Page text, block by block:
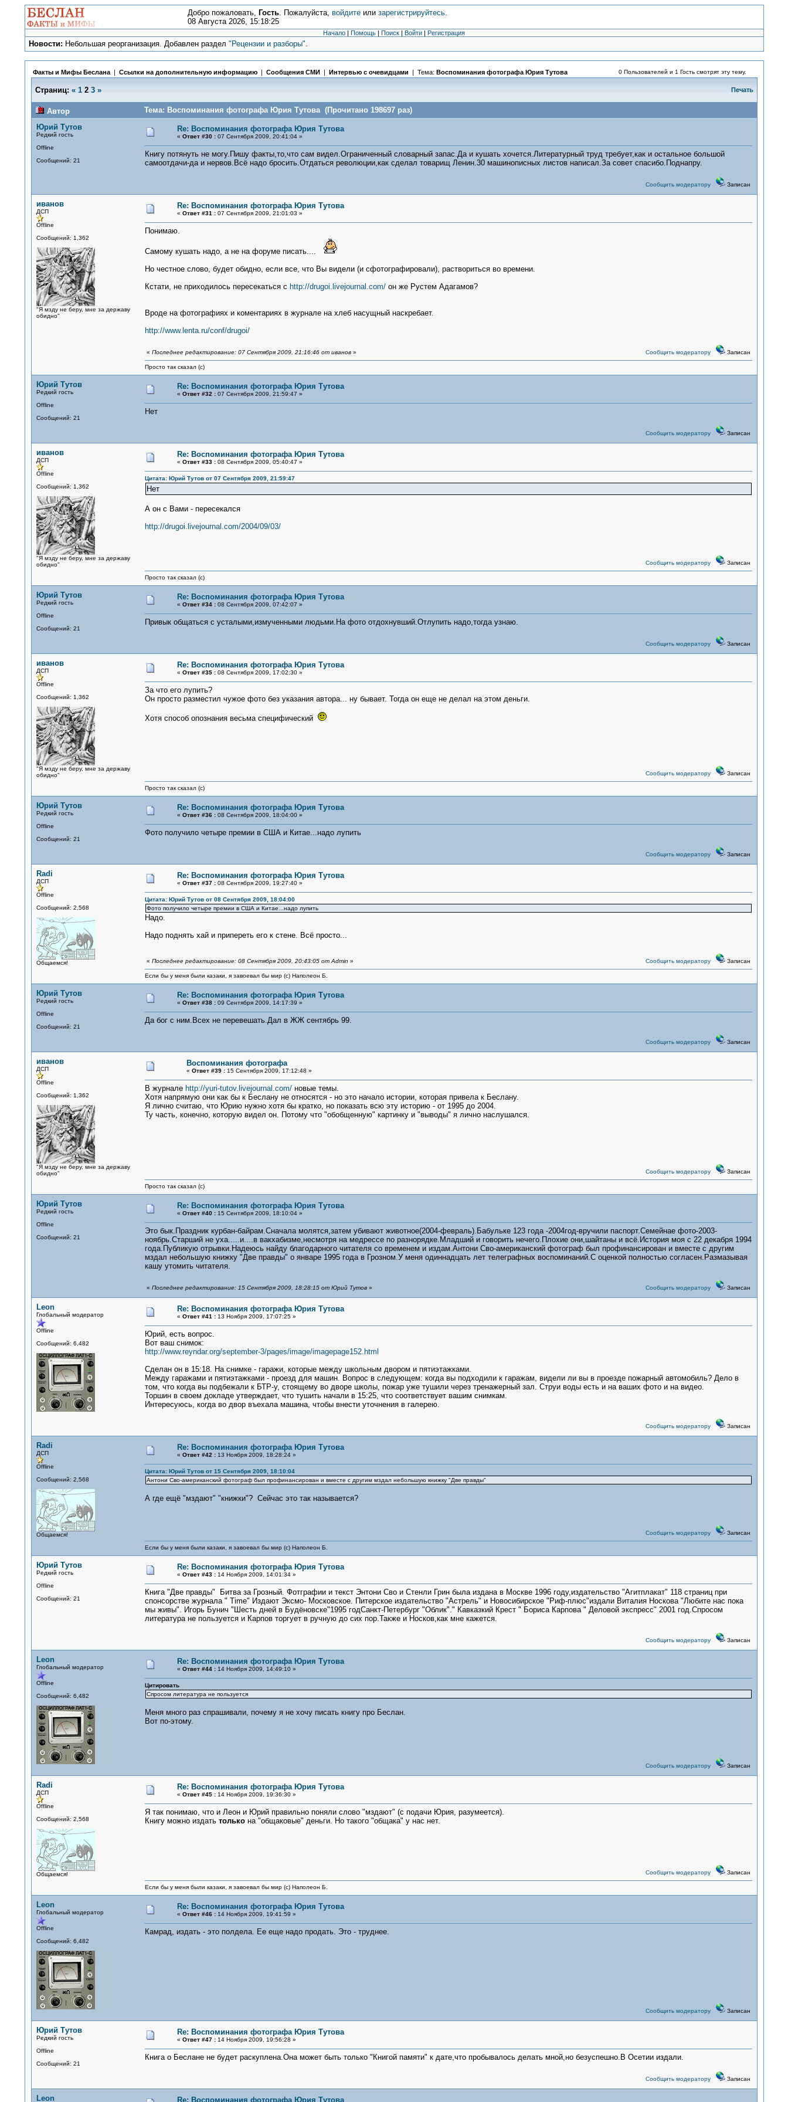
Добро пожаловать, Гость. Пожалуйста, войдитеили зарегистрируйтесь.
08 Августа 2026, 15:18:25
Начало | Помощь | Поиск | Войти | Регистрация
Новости: Небольшая реорганизация. Добавлен раздел"Рецензии и разборы".
Факты и Мифы Беслана| Ссылки на дополнительную информацию| Сообщения СМИ| Интервью с очевидцами | Тема: Воспоминания фотографа Юрия Тутова 0 Пользователей и 1 Гость смотрят эту тему.
Страниц: « 1 2 3 » Печать
Автор
Тема: Воспоминания фотографа Юрия Тутова (Прочитано 198697 раз)
Юрий Тутов
Редкий гость
Offline
Сообщений: 21
Re: Воспоминания фотографа Юрия Тутова
« Ответ #30 :07 Сентября 2009, 20:41:04 »
Книгу потянуть не могу.Пишу факты,то,что сам видел.Ограниченный словарный запас.Да и кушать хочется.Литературный труд требует,как и остальное большой
самоотдачи-да и нервов.Всё надо бросить.Отдаться революции,как сделал товарищ Ленин.30 машинописных листов написал.За совет спасибо.Поднапру.
Сообщить модератору Записан
иванов
ДСП
Offline
Сообщений: 1,362
"Я мзду не беру, мне за державу
обидно"
Re: Воспоминания фотографа Юрия Тутова
« Ответ #31 :07 Сентября 2009, 21:01:03 »
Понимаю.
Самому кушать надо, а не на форуме писать....
Но честное слово, будет обидно, если все, что Вы видели (и сфотографировали), раствориться во времени.
Кстати, не приходилось пересекаться с http://drugoi.livejournal.com/он же Рустем Адагамов?
Вроде на фотографиях и коментариях в журнале на хлеб насущный наскребает.
http://www.lenta.ru/conf/drugoi/
« Последнее редактирование: 07 Сентября 2009, 21:16:46 от иванов» Сообщить модератору Записан
Просто так сказал (с)
Юрий Тутов
Редкий гость
Offline
Сообщений: 21
Re: Воспоминания фотографа Юрия Тутова
« Ответ #32 :07 Сентября 2009, 21:59:47 »
Нет
Сообщить модератору Записан
иванов
ДСП
Offline
Сообщений: 1,362
"Я мзду не беру, мне за державу
обидно"
Re: Воспоминания фотографа Юрия Тутова
« Ответ #33 :08 Сентября 2009, 05:40:47 »
Цитата: Юрий Тутов от 07 Сентября 2009, 21:59:47
Нет
А он с Вами - пересекался
http://drugoi.livejournal.com/2004/09/03/
Сообщить модератору Записан
Просто так сказал (с)
Юрий Тутов
Редкий гость
Offline
Сообщений: 21
Re: Воспоминания фотографа Юрия Тутова
« Ответ #34 :08 Сентября 2009, 07:42:07 »
Привык общаться с усталыми,измученными людьми.На фото отдохнувший.Отлупить надо,тогда узнаю.
Сообщить модератору Записан
иванов
ДСП
Offline
Сообщений: 1,362
"Я мзду не беру, мне за державу
обидно"
Re: Воспоминания фотографа Юрия Тутова
« Ответ #35 :08 Сентября 2009, 17:02:30 »
За что его лупить?
Он просто разместил чужое фото без указания автора... ну бывает. Тогда он еще не делал на этом деньги.
Хотя способ опознания весьма специфический
Сообщить модератору Записан
Просто так сказал (с)
Юрий Тутов
Редкий гость
Offline
Сообщений: 21
Re: Воспоминания фотографа Юрия Тутова
« Ответ #36 :08 Сентября 2009, 18:04:00 »
Фото получило четыре премии в США и Китае...надо лупить
Сообщить модератору Записан
Radi
ДСП
Offline
Сообщений: 2,568
Общаемся!
Re: Воспоминания фотографа Юрия Тутова
« Ответ #37 :08 Сентября 2009, 19:27:40 »
Цитата: Юрий Тутов от 08 Сентября 2009, 18:04:00
Фото получило четыре премии в США и Китае...надо лупить
Надо.
Надо поднять хай и припереть его к стене. Всё просто...
« Последнее редактирование: 08 Сентября 2009, 20:43:05 от Admin » Сообщить модератору Записан
Если бы у меня были казаки, я завоевал бы мир (с) Наполеон Б.
Юрий Тутов
Редкий гость
Offline
Сообщений: 21
Re: Воспоминания фотографа Юрия Тутова
« Ответ #38 :09 Сентября 2009, 14:17:39 »
Да бог с ним.Всех не перевешать.Дал в ЖЖ сентябрь 99.
Сообщить модератору Записан
иванов
ДСП
Offline
Сообщений: 1,362
"Я мзду не беру, мне за державу
обидно"
Воспоминания фотографа
« Ответ #39 :15 Сентября 2009, 17:12:48 »
В журнале http://yuri-tutov.livejournal.com/новые темы.
Хотя напрямую они как бы к Беслану не относятся - но это начало истории, которая привела к Беслану.
Я лично считаю, что Юрию нужно хотя бы кратко, но показать всю эту историю - от 1995 до 2004.
Ту часть, конечно, которую видел он. Потому что "обобщенную" картинку и "выводы" я лично наслушался.
Сообщить модератору Записан
Просто так сказал (с)
Юрий Тутов
Редкий гость
Offline
Сообщений: 21
Re: Воспоминания фотографа Юрия Тутова
« Ответ #40 :15 Сентября 2009, 18:10:04 »
Это бык.Праздник курбан-байрам.Сначала молятся,затем убивают животное(2004-февраль).Бабульке 123 года -2004год-вручили паспорт.Семейнае фото-2003-
ноябрь.Старший не уха.....и....в вакхабизме,несмотря на медрессе по разнорядке.Младший и говорить нечего.Плохие они,шайтаны и всё.История моя с 22 декабря 1994
года.Публикую отрывки.Надеюсь найду благодарного читателя со временем и издам.Антони Сво-американский фотограф был профинансирован и вместе с другим
мздал небольшую книжку "Две правды" о январе 1995 года в Грозном.У меня одиннадцать лет телеграфных воспоминаний.С оценкой полностью согласен.Размазывая
кашу утомить читателя.
« Последнее редактирование: 15 Сентября 2009, 18:28:15 от Юрий Тутов» Сообщить модератору Записан
Leon
Глобальный модератор
Offline
Сообщений: 6,482
Re: Воспоминания фотографа Юрия Тутова
« Ответ #41 :13 Ноября 2009, 17:07:25 »
Юрий, есть вопрос.
Вот ваш снимок:
http://www.reyndar.org/september-3/pages/image/imagepage152.html
Сделан он в 15:18. На снимке - гаражи, которые между школьным двором и пятиэтажками.
Между гаражами и пятиэтажками - проезд для машин. Вопрос в следующем: когда вы подходили к гаражам, видели ли вы в проезде пожарный автомобиль? Дело в
том, что когда вы подбежали к БТР-у, стоящему во дворе школы, пожар уже тушили через тренажерный зал. Струи воды есть и на ваших фото и на видео.
Торшин в своем докладе утверждает, что тушить начали в 15:25, что соответствует вашим снимкам.
Интересуюсь, когда во двор въехала машина, чтобы внести уточнения в галерею.
Сообщить модератору Записан
Radi
ДСП
Offline
Сообщений: 2,568
Общаемся!
Re: Воспоминания фотографа Юрия Тутова
« Ответ #42 :13 Ноября 2009, 18:28:24 »
Цитата: Юрий Тутов от 15 Сентября 2009, 18:10:04
Антони Сво-американский фотограф был профинансирован и вместе с другим мздал небольшую книжку "Две правды"
А где ещё "мздают" "книжки"? Сейчас это так называется?
Сообщить модератору Записан
Если бы у меня были казаки, я завоевал бы мир (с) Наполеон Б.
Юрий Тутов
Редкий гость
Offline
Сообщений: 21
Re: Воспоминания фотографа Юрия Тутова
« Ответ #43 :14 Ноября 2009, 14:01:34 »
Книга "Две правды" Битва за Грозный. Фотграфии и текст Энтони Сво и Стенли Грин была издана в Москве 1996 году,издательство "Агитплакат" 118 страниц при
спонсорстве журнала " Time" Издают Эксмо- Московское. Питерское издательство "Астрель" и Новосибирское "Риф-плюс"издали Виталия Носкова "Любите нас пока
мы живы". Игорь Бунич "Шесть дней в Будёновске"1995 годСанкт-Петербург "Облик"." Кавказкий Крест " Бориса Карпова " Деловой экспресс" 2001 год.Спросом
литература не пользуется и Карпов торгует в ручную до сих пор.Также и Носков,как мне кажется.
Сообщить модератору Записан
Leon
Глобальный модератор
Offline
Сообщений: 6,482
Re: Воспоминания фотографа Юрия Тутова
« Ответ #44 :14 Ноября 2009, 14:49:10 »
Цитировать
Спросом литература не пользуется
Меня много раз спрашивали, почему я не хочу писать книгу про Беслан.
Вот по-этому.
Сообщить модератору Записан
Radi
ДСП
Offline
Сообщений: 2,568
Общаемся!
Re: Воспоминания фотографа Юрия Тутова
« Ответ #45 :14 Ноября 2009, 19:36:30 »
Я так понимаю, что и Леон и Юрий правильно поняли слово "мздают" (с подачи Юрия, разумеется).
Книгу можно издать толькона "общаковые" деньги. Но такого "общака" у нас нет.
Сообщить модератору Записан
Если бы у меня были казаки, я завоевал бы мир (с) Наполеон Б.
Leon
Глобальный модератор
Offline
Сообщений: 6,482
Re: Воспоминания фотографа Юрия Тутова
« Ответ #46 :14 Ноября 2009, 19:41:59 »
Камрад, издать - это полдела. Ее еще надо продать. Это - труднее.
Сообщить модератору Записан
Юрий Тутов
Редкий гость
Offline
Сообщений: 21
Re: Воспоминания фотографа Юрия Тутова
« Ответ #47 :14 Ноября 2009, 19:56:28 »
Книга о Беслане не будет раскуплена.Она может быть только "Книгой памяти" к дате,что пробывалось делать мной,но безуспешно.В Осетии издали.
Сообщить модератору Записан
Leon Re: Воспоминания фотографа Юрия Тутова